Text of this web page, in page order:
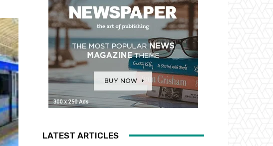
LATEST ARTICLES